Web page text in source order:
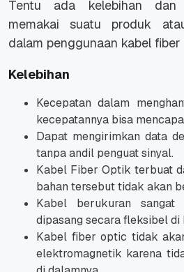
Tentu ada kelebihan dan
memakai suatu produk
dalam penggunaan kabel fiber
Kelebihan
Kecepatan dalam
kecepatannya bisa
Dapat mengirimkan data
tanpa andil penguat sinyal.
Kabel Fiber Optik terbuat
bahan tersebut tidak akan
Kabel berukuran sangat
dipasang secara fleksibel di
Kabel fiber optic tidak
elektromagnetik karena